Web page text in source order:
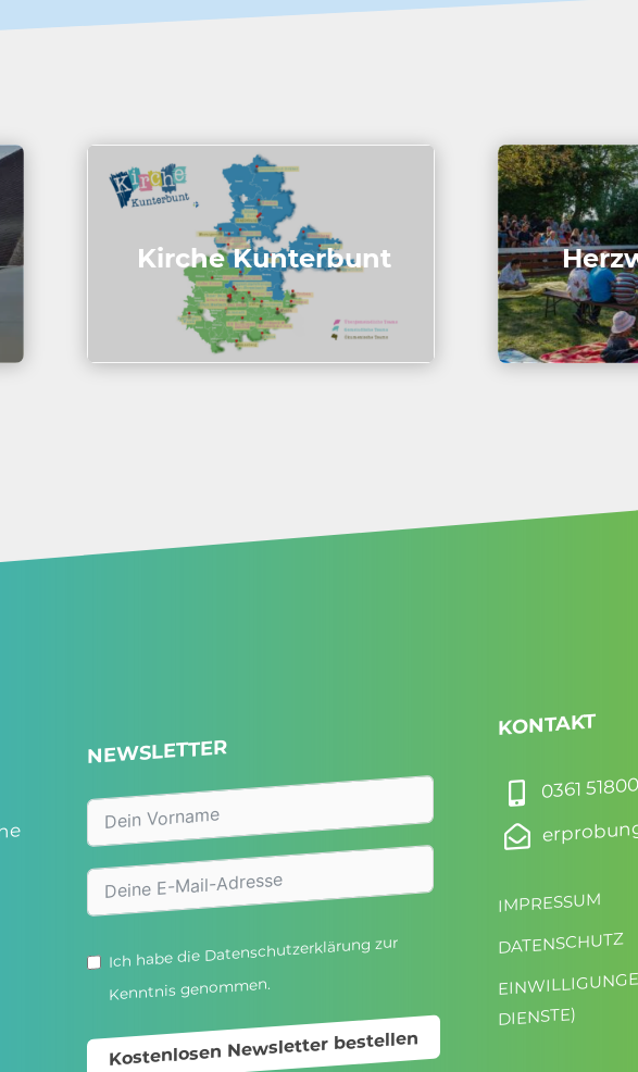
Kirche Kunter­bunt
NEWSLETTER
Ich habe die Datenschutzerklärung zur
Kenntnis genommen.
Kostenlosen Newsletter bestellen
KONTAKT
 0361

IMPRESSUM
DATENSCHUTZ
DIENSTE)